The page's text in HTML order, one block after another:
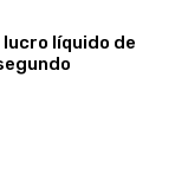
líquido de